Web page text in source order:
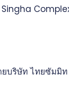
บริษัท ไทยซัมมิท